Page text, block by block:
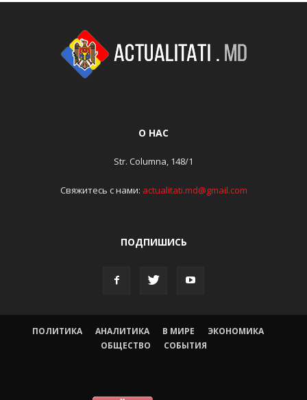
О НАС
Str. Columna, 148/1
Свяжитесь с нами: actualitati.md@gmail.com
ПОДПИШИСЬ
ПОЛИТИКА АНАЛИТИКА В МИРЕ
ЭКОНОМИКА
ОБЩЕСТВО
СОБЫТИЯ